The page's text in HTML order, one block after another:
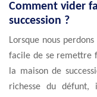
Comment vider
succession ?
Lorsque nous
facile de se remettre
la maison de
richesse du